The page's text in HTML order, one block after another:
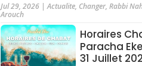
Jul 29, 2026 |Actualite, Changer,Rabbi
Arouch
Horaires
Paracha
31 Juillet